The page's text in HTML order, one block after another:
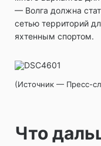
— Волга должна
сетью территорий
яхтенным спортом.
(Источник — Пресс-
Что